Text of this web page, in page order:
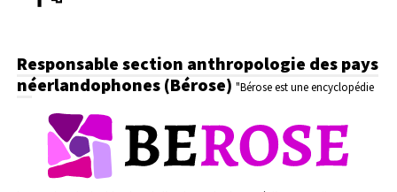
Responsable section anthropologie des pays
néerlandophones (Bérose) "Bérose est une encyclopédie